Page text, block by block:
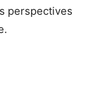
perspectives